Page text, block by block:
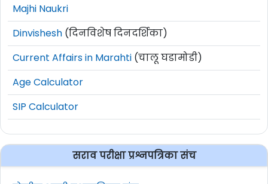
How to Apply For NHM Jalgaon
Arj 2025 :
या भरतीकरिता अर्ज ऑफलाईन (दिलेल्या
पत्त्यावर) पोस्टाने किंवा समक्ष सादर करावेत.
पत्राद्वारे अर्ज पोहचण्याची अंतिम दिनांक
अर्जामध्ये माहिती अपूर्ण असल्यास अर्ज अपात्र
अर्जासोबत आवश्यक कागदपत्रे जोडावी.
Majhi Naukri
Dinvishesh (दिनविशेष दिनदर्शिका)
Current Affairs in Marahti (चालू घडामोडी)
Age Calculator
SIP Calculator
सराव परीक्षा प्रश्नपत्रिका संच